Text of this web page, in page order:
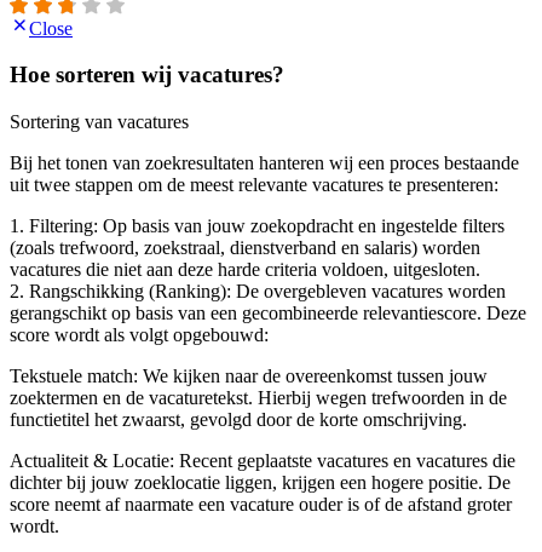
Close
Hoe sorteren wij vacatures?
Sortering van vacatures
Bij het tonen van zoekresultaten hanteren wij een proces bestaande
uit twee stappen om de meest relevante vacatures te presenteren:
1. Filtering: Op basis van jouw zoekopdracht en ingestelde filters
(zoals trefwoord, zoekstraal, dienstverband en salaris) worden
vacatures die niet aan deze harde criteria voldoen, uitgesloten.
2. Rangschikking (Ranking): De overgebleven vacatures worden
gerangschikt op basis van een gecombineerde relevantiescore. Deze
score wordt als volgt opgebouwd:
Tekstuele match: We kijken naar de overeenkomst tussen jouw
zoektermen en de vacaturetekst. Hierbij wegen trefwoorden in de
functietitel het zwaarst, gevolgd door de korte omschrijving.
Actualiteit & Locatie: Recent geplaatste vacatures en vacatures die
dichter bij jouw zoeklocatie liggen, krijgen een hogere positie. De
score neemt af naarmate een vacature ouder is of de afstand groter
wordt.